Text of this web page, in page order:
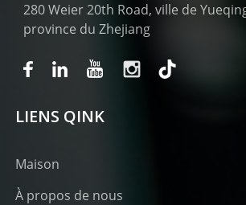
280 Weier 20th Road, ville de
province du Zhejiang
LIENS QINK
Maison
À propos de nous